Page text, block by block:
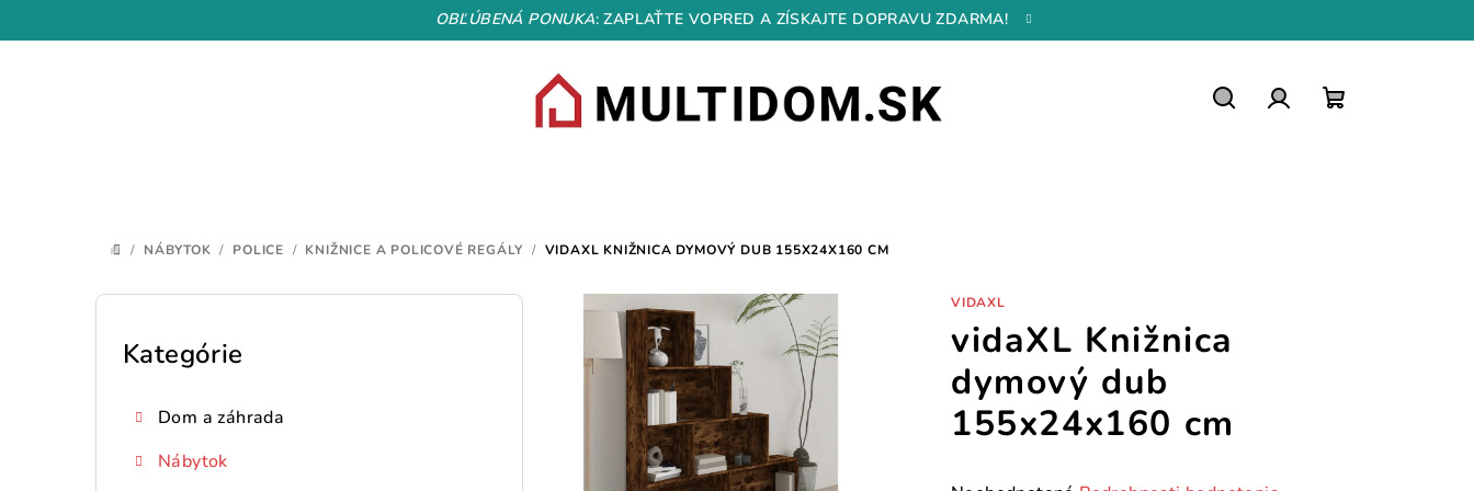
na
OBĽÚBENÁ PONUKA: ZAPLAŤTE VOPRED A ZÍSKAJTE DOPRAVU ZDARMA!
DOMOV
/ NÁBYTOK / POLICE / KNIŽNICE A POLICOVÉ REGÁLY / VIDAXL KNIŽNICA DYMOVÝ DUB 155X24X160 CM
B
Preskočiť
Kategórie
Dom a záhrada
Nábytok
VIDAXL
vidaXL Knižnica
dymový dub
155x24x160 cm